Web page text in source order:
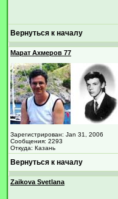
Вернуться к началу
Марат Ахмеров 77
Зарегистрирован: Jan 31, 2006
Сообщения: 2293
Откуда: Казань
Вернуться к началу
Zaikova Svetlana